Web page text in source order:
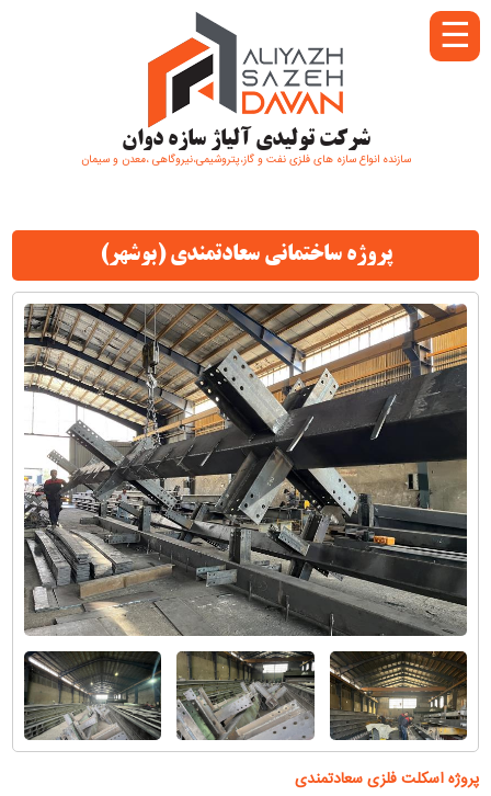
شرکت تولیدی آلیاژ سازه دوان
سازنده انواع سازه های فلزی نفت و گاز،پتروشیمی،نیروگاهی ،معدن و سیمان
☰
پروژه ساختمانی سعادتمندی (بوشهر)
پروژه اسکلت فلزی سعادتمندی